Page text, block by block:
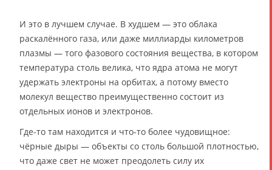
И это в лучшем случае. В худшем — это облака
раскалённого газа, или даже миллиарды километров
плазмы — того фазового состояния вещества, в котором
температура столь велика, что ядра атома не могут
удержать электроны на орбитах, а потому вместо
молекул вещество преимущественно состоит из
отдельных ионов и электронов.
Где-то там находится и что-то более чудовищное:
чёрные дыры — объекты со столь большой плотностью,
что даже свет не может преодолеть силу их